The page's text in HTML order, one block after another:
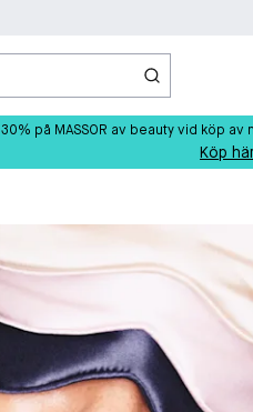
30% på MASSOR av beauty vid köp
Köp här